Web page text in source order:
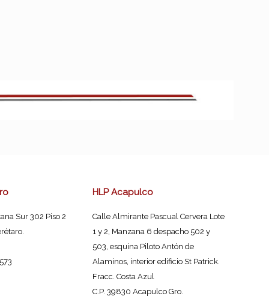
Sur 302 Piso 2
HLP Acapulco
Calle Almirante Pascual Cervera Lote
1 y 2, Manzana 6 despacho 502 y
503, esquina Piloto Antón de
Alaminos, interior edificio St Patrick.
Fracc. Costa Azul
C.P. 39830 Acapulco Gro.